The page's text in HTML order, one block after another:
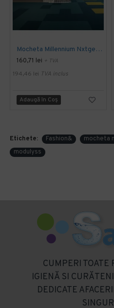
Mocheta Millennium Nxtgen, Modulyss
160,71 lei + TVA
194,46 lei TVA inclus
Adaugă în Coş
Etichete: Fashion& mocheta
modulyss
CUMPERI TOATE
IGIENĂ SI
DEDICATE